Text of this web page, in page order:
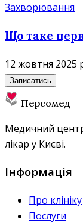
Захворювання
Що таке
12 жовтня 2025
Записатись
Персомед
Медичний
лікар у Києві.
Інформація
Про клініку
Послуги